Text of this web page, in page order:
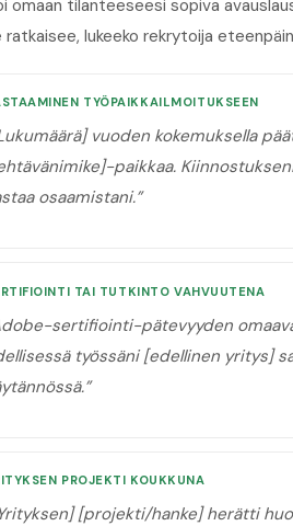
omaan tilanteeseesi sopiva
ratkaisee, lukeeko rekrytoija
TYÖPAIKKAILMOITUKSEEN
vuoden kokemuksella
paikkaa.
osaamistani.”
TAI TUTKINTO VAHVUUTENA
sertifiointi-pätevyyden
työssäni [edellinen yritys]
”
PROJEKTI KOUKKUNA
[projekti/hanke] herätti